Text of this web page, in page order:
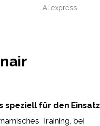
Aliexpress
speziell für den Einsatz
Training, bei